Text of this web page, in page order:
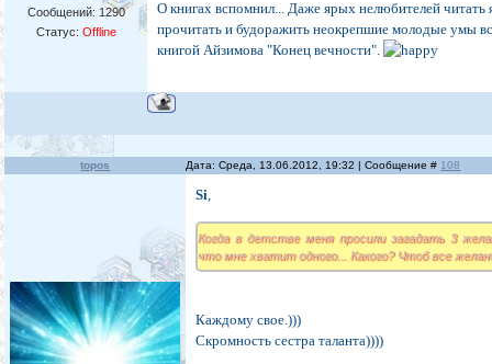
Сообщений: 1290
Статус: Offline
О книгах вспомнил... Даже ярых нелюбителей читать
прочитать и будоражить неокрепшие молодые умы
книгой Айзимова "Конец вечности".
topos Дата: Среда, 13.06.2012, 19:32 | Сообщение # 108
Si,
Когда в детстве меня просили загадать 3
что мне хватит одного... Какого? Чтоб все
Каждому свое.)))
Скромность сестра таланта))))